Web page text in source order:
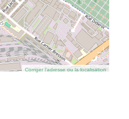
Corriger l’adresse ou la localisation